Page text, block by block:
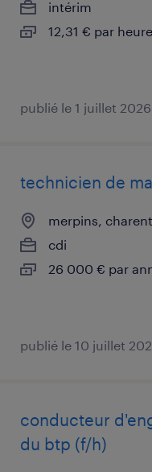
intérim
12,31 € par heure
publié le 1 juillet 2026
technicien de
merpins,
cdi
26 000 € par
publié le 10 juillet
conducteur
du btp (f/h)